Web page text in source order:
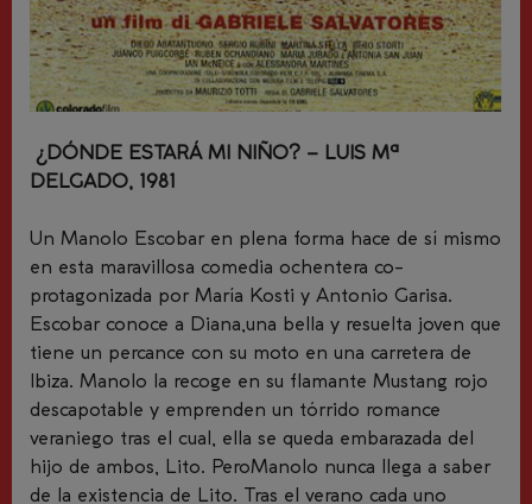
¿DÓNDE ESTARÁ MI NIÑO? – LUIS Mª
DELGADO, 1981
Un Manolo Escobar en plena forma hace de sí mismo
en esta maravillosa comedia ochentera co-
protagonizada por María Kosti y Antonio Garisa.
Escobar conoce a Diana,una bella y resuelta joven que
tiene un percance con su moto en una carretera de
Ibiza. Manolo la recoge en su flamante Mustang rojo
descapotable y emprenden un tórrido romance
veraniego tras el cual, ella se queda embarazada del
hijo de ambos, Lito. PeroManolo nunca llega a saber
de la existencia de Lito. Tras el verano cada uno